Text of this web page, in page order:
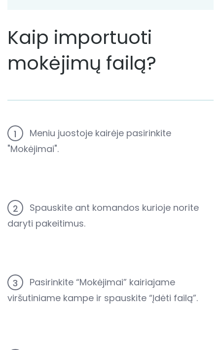
Kaip importuoti
mokėjimų failą?
1
Meniu juostoje kairėje pasirinkite
"Mokėjimai".
2
Spauskite ant komandos kurioje norite
daryti pakeitimus.
3
Pasirinkite “Mokėjimai” kairiajame
viršutiniame kampe ir spauskite “Įdėti failą”.